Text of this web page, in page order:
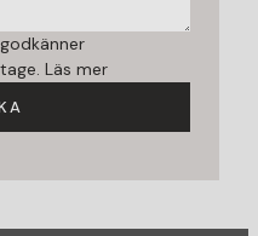
Läs mer